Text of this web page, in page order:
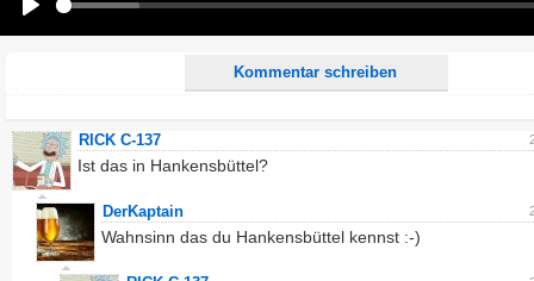
Kommentar schreiben
Ich möchte eine E-Mail, wenn auf dieser Seite weitere Kommentare erscheinen.
RICK C-137
Ist das in Hankensbüttel?
DerKaptain
Wahnsinn das du Hankensbüttel kennst :-)